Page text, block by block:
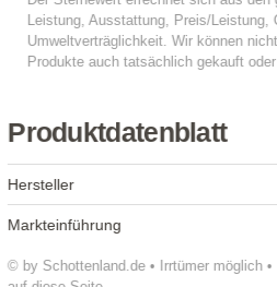
Produktdatenblatt
© by Schottenland.de • Irrtümer möglich
Hersteller
Markteinführung